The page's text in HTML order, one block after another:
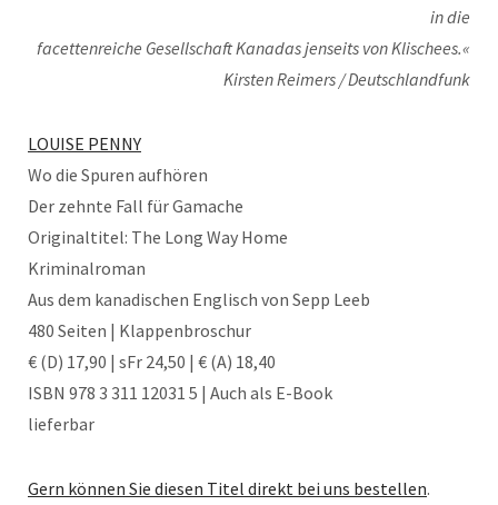
in die
facettenreiche Gesellschaft Kanadas jenseits von Klischees.«
Kirsten Reimers / Deutschlandfunk
LOUISE PENNY
Wo die Spuren aufhören
Der zehnte Fall für Gamache
Originaltitel: The Long Way Home
Kriminalroman
Aus dem kanadischen Englisch von Sepp Leeb
480 Seiten | Klappenbroschur
€ (D) 17,90 | sFr 24,50 | € (A) 18,40
ISBN 978 3 311 12031 5 | Auch als E-Book
lieferbar
Gern können Sie diesen Titel direkt bei uns bestellen.